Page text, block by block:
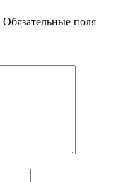
Обязательные поля